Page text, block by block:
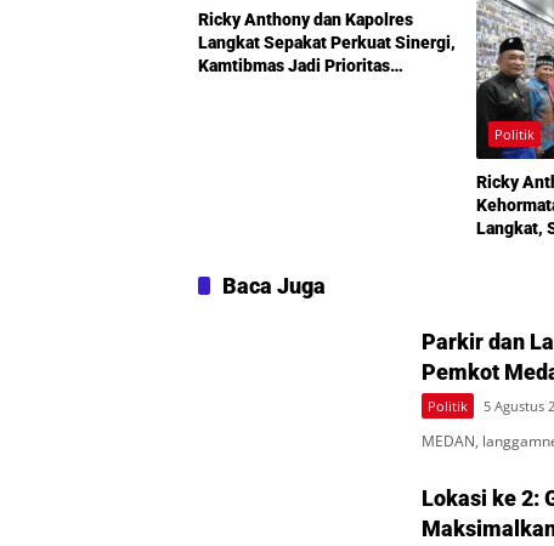
Ricky Anthony dan Kapolres
Langkat Sepakat Perkuat Sinergi,
Kamtibmas Jadi Prioritas
Politik
Ricky
Langkat,
Baca Juga
Parkir dan
Pemkot
Politik 5 Agustus
MEDAN,
Lokasi ke 2: